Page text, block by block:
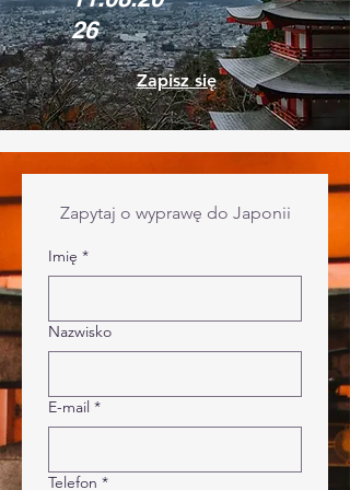
26
Zapisz się
Zapytaj o wyprawę do Japonii
Imię *
Nazwisko
E-mail *
Telefon *